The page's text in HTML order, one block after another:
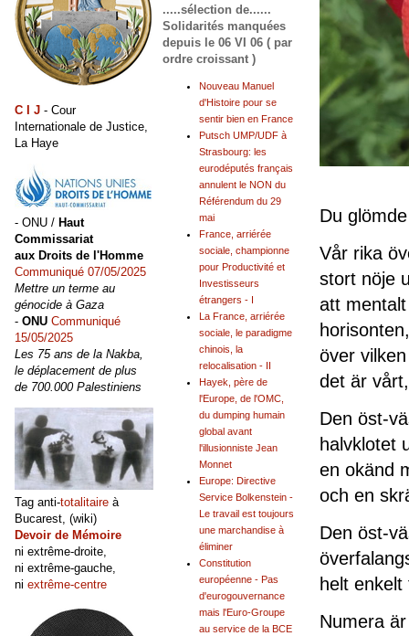
Du
Vår rika
stort nöje
att
horisonten,
över
det är
Den öst-
halvklotet
en okänd
och en
Den öst-
helt
Numera
.....sélection de......
Solidarités manquées
depuis le 06 VI 06 ( par
ordre croissant )
Nouveau Manuel
d'Histoire pour se
sentir bien en France
Putsch UMP/UDF à
Strasbourg: les
eurodéputés français
annulent le NON du
Référendum du 29
mai
France, arriérée
sociale, championne
pour Productivité et
Investisseurs
étrangers - I
La France, arriérée
sociale, le paradigme
chinois, la
relocalisation - II
Hayek, père de
l'Europe, de l'OMC,
du dumping humain
global avant
l'illusionniste Jean
Monnet
Europe: Directive
Service Bolkenstein -
Le travail est toujours
une marchandise à
éliminer
Constitution
européenne - Pas
d'eurogouvernance
mais l'Euro-Groupe
au service de la BCE
C I J - Cour
Internationale de Justice,
La Haye
- ONU / Haut
Commissariat
aux Droits de l'Homme
Communiqué 07/05/2025
Mettre un terme au
génocide à Gaza
- ONU Communiqué
15/05/2025
Les 75 ans de la Nakba,
le déplacement de plus
de 700.000 Palestiniens
Tag anti-totalitaire à
Bucarest, (wiki)
Devoir de Mémoire
ni extrême-droite,
ni extrême-gauche,
ni extrême-centre